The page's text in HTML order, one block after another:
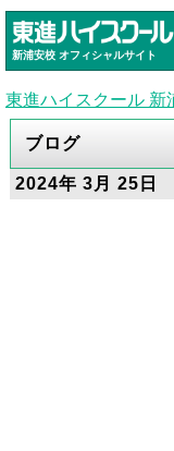
新浦安校 オフィシャルサイト
東進ハイスクール 新
ブログ
2024年 3月 25日